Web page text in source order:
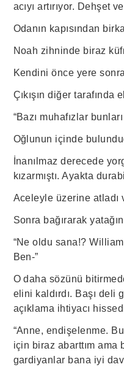
acıyı artırıyor. Dehşet
Odanın kapısından
Noah zihninde biraz
Kendini önce yere
Çıkışın diğer tarafında
“Bazı muhafızlar
Oğlunun içinde
İnanılmaz derecede
kızarmıştı. Ayakta
Aceleyle üzerine atladı
Sonra bağırarak
“Ne oldu sana!?
Ben-”
O daha sözünü
elini kaldırdı. Başı
açıklama ihtiyacı
“Anne, endişelenme.
için biraz abarttım
gardiyanlar bana iyi